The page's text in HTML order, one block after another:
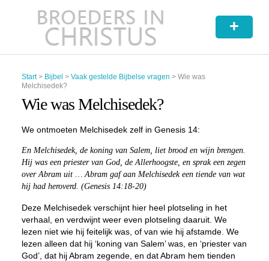
+
Start> Bijbel > Vaak gestelde Bijbelse vragen > Wie was
Melchisedek?
Wie was Melchisedek?
We ontmoeten Melchisedek zelf in Genesis 14:
En Melchisedek, de koning van Salem, liet brood en wijn brengen.
Hij was een priester van God, de Allerhoogste, en sprak een zegen
over Abram uit … Abram gaf aan Melchisedek een tiende van wat
hij had heroverd. (Genesis 14:18-20)
Deze Melchisedek verschijnt hier heel plotseling in het
verhaal, en verdwijnt weer even plotseling daaruit. We
lezen niet wie hij feitelijk was, of van wie hij afstamde. We
lezen alleen dat hij ‘koning van Salem’ was, en ‘priester van
God’, dat hij Abram zegende, en dat Abram hem tienden